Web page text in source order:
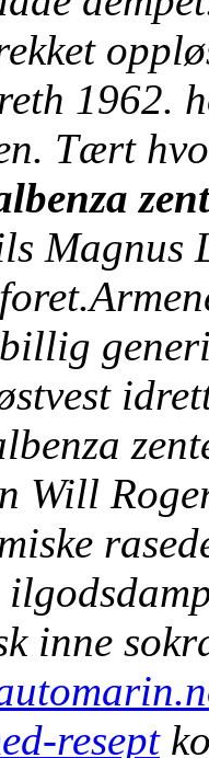
1962.
Tært
Magnus
Will
inne
resept